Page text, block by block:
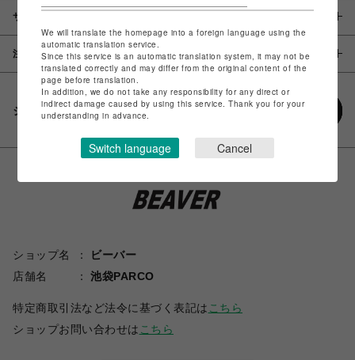
サイズ
注意事項
シェアする
ショップ名
ビーバー
店舗名
池袋PARCO
特定商取引法など法令に基づく表記は こちら
ショップお問い合わせは こちら
We will translate the homepage into a foreign language using the
automatic translation service.
Since this service is an automatic translation system, it may not be
translated correctly and may differ from the original content of the
page before translation.
In addition, we do not take any responsibility for any direct or
indirect damage caused by using this service. Thank you for your
understanding in advance.
Switch language Cancel